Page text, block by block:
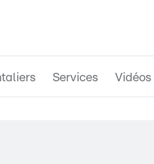
Services Vidéos